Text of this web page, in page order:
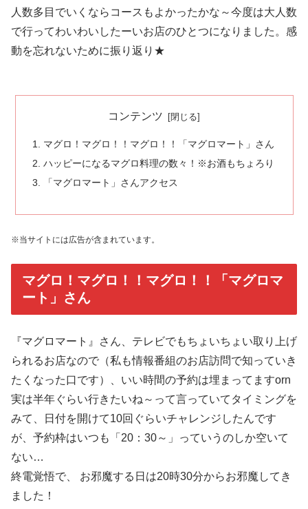
人数多目でいくならコースもよかったかな～今度は大人数
で行ってわいわいしたーいお店のひとつになりました。感
動を忘れないために振り返り★
コンテンツ
マグロ！マグロ！！マグロ！！「マグロマート」さん
ハッピーになるマグロ料理の数々！※お酒もちょろり
「マグロマート」さんアクセス
※当サイトには広告が含まれています。
マグロ！マグロ！！マグロ！！「マグロマ
ート」さん
『マグロマート』さん、テレビでもちょいちょい取り上げ
られるお店なので（私も情報番組のお店訪問で知っていき
たくなった口です）、いい時間の予約は埋まってますorn
実は半年ぐらい行きたいね～って言っていてタイミングを
みて、日付を開けて10回ぐらいチャレンジしたんです
が、予約枠はいつも「20：30～」っていうのしか空いて
ない…
終電覚悟で、 お邪魔する日は20時30分からお邪魔してき
ました！